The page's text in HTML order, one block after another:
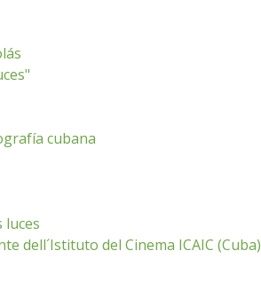
cubana
luces
dell´Istituto del Cinema ICAIC (Cuba)